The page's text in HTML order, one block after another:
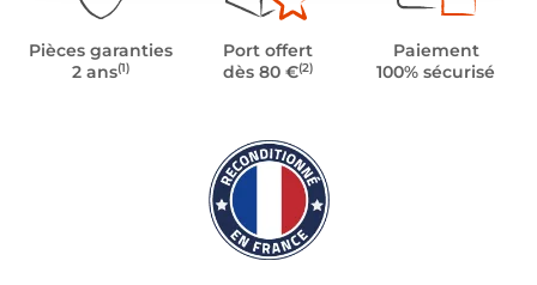
Pièces garanties
2 ans(1)
Port offert
dès 80 €(2)
Paiement
100% sécurisé